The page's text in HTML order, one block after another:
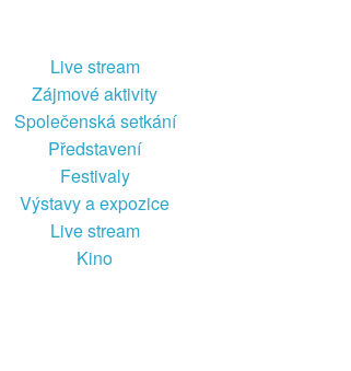
Live stream
Zájmové aktivity
Společenská setkání
Představení
Festivaly
Výstavy a expozice
Live stream
Kino